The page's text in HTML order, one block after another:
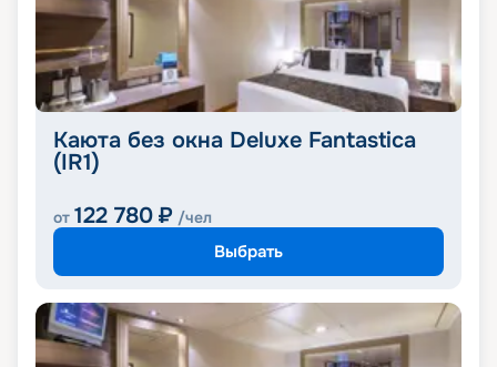
Каюта без окна Deluxe Fantastica
(IR1)
от 122 780 ₽ /чел
Выбрать